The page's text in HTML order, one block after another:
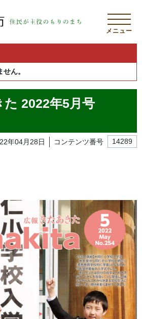
メニュー
ん。
た 2022年5月号
年04月28日 コンテンツ番号 14289